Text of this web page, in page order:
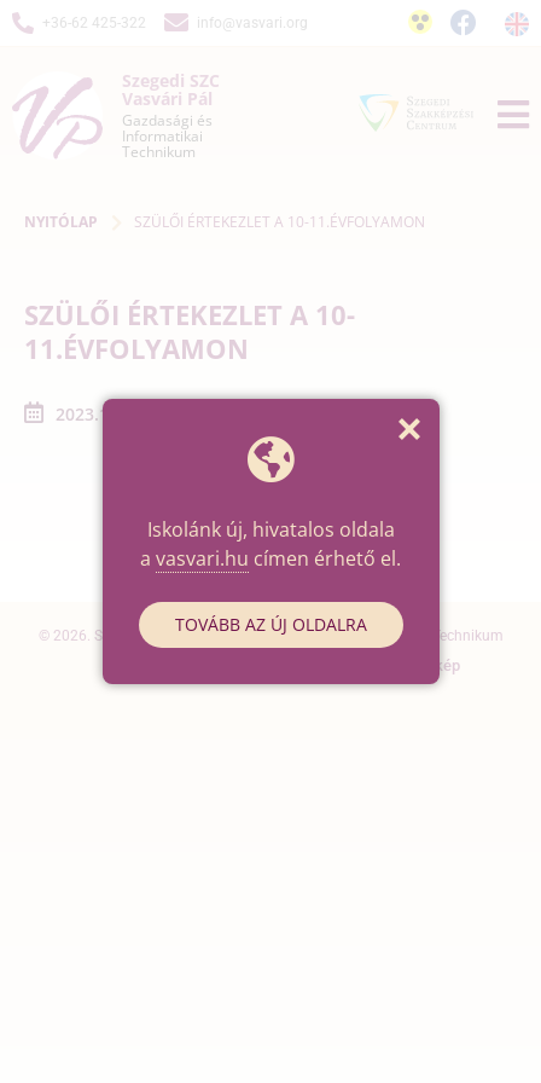
+36-62 425-322 info@vasvari.org
Szegedi SZC
Vasvári Pál
Gazdasági és
Informatikai
Technikum
NYITÓLAP SZÜLŐI ÉRTEKEZLET A 10-11.ÉVFOLYAMON
SZÜLŐI ÉRTEKEZLET A 10-
11.ÉVFOLYAMON
2023.11.14. - 2023.11.14.
© 2026. Szegedi SZC Vasvári Pál Gazdasági és Informatikai Technikum
Oldaltérkép
Iskolánk új, hivatalos oldala
a vasvari.hu címen érhető el.
TOVÁBB AZ ÚJ OLDALRA